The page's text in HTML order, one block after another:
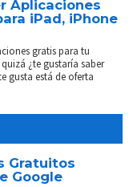
Aplicaciones
iPad, iPhone
gratis para tu
¿te gustaría saber
gusta está de oferta
Gratuitos
Google